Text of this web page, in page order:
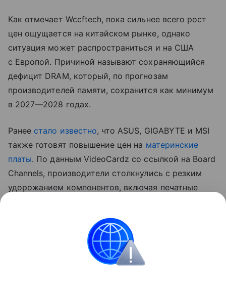
Как отмечает Wccftech, пока сильнее всего рост
цен ощущается на китайском рынке, однако
ситуация может распространиться и на США
с Европой. Причиной называют сохраняющийся
дефицит DRAM, который, по прогнозам
производителей памяти, сохранится как минимум
в 2027—2028 годах.
Ранее стало известно, что ASUS, GIGABYTE и MSI
также готовят повышение цен на материнские
платы. По данным VideoCardz со ссылкой на Board
Channels, производители столкнулись с резким
удорожанием компонентов, включая печатные
На ситуацию также влияет снижение спроса
на новые ПК, из-за чего компаниям приходится
компенсировать рост издержек повышением